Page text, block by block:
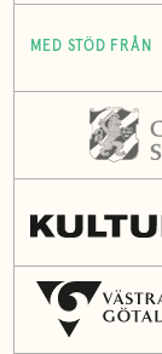
MED STÖD FRÅN